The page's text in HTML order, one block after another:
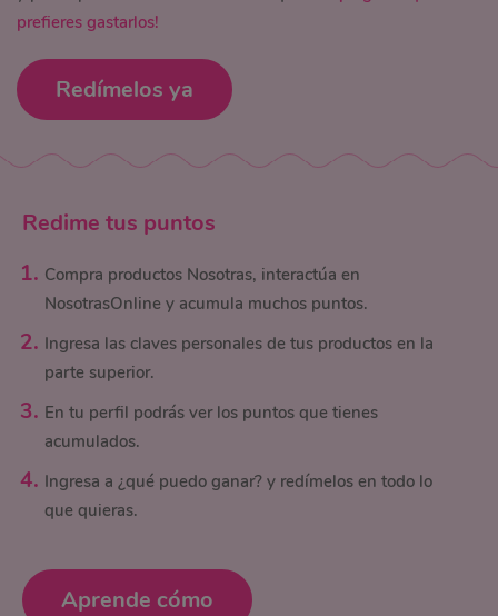
prefieres gastarlos!
Redímelos ya
Redime tus puntos
Compra productos Nosotras, interactúa en
NosotrasOnline y acumula muchos puntos.
Ingresa las claves personales de tus productos en la
parte superior.
En tu perfil podrás ver los puntos que tienes
acumulados.
Ingresa a ¿qué puedo ganar? y redímelos en todo lo
que quieras.
Aprende cómo